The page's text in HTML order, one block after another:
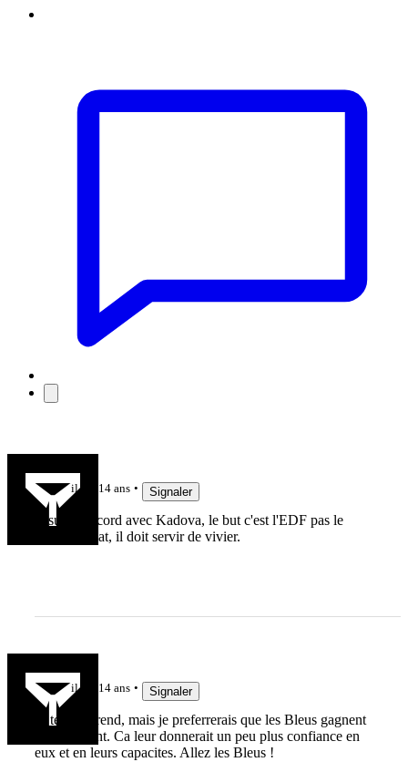
il y a 14 ans Signaler
je suis d'accord avec Kadova, le but c'est l'EDF pas le
championnat, il doit servir de vivier.
il y a 14 ans Signaler
Je te comprend, mais je preferrerais que les Bleus gagnent
plus souvent. Ca leur donnerait un peu plus confiance en
eux et en leurs capacites. Allez les Bleus !